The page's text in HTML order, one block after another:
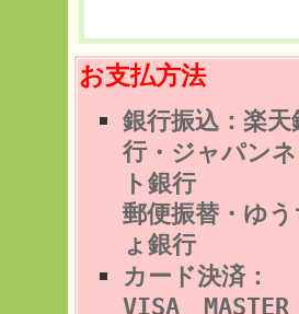
お支払方法
銀行振込：楽天
行・ジャパン
ト銀行
郵便振替・ゆ
ょ銀行
カード決済：
VISA